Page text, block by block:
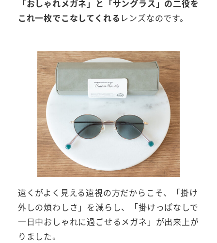
「おしゃれメガネ」と「サングラス」の二役を
これ一枚でこなしてくれる レンズなのです。
遠くがよく見える遠視の方だからこそ、「掛け
外しの煩わしさ」を減らし、「掛けっぱなしで
一日中おしゃれに過ごせるメガネ」が出来上が
りました。